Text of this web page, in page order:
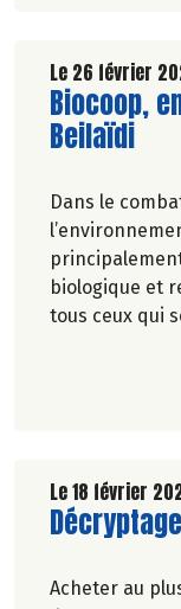
Le 26 février
Lire la
Biocoop,
Beilaïdi
Dans le
biologique et
tous ceux qui
nouvelle fois
Le 18 février
Lire la
Acheter au